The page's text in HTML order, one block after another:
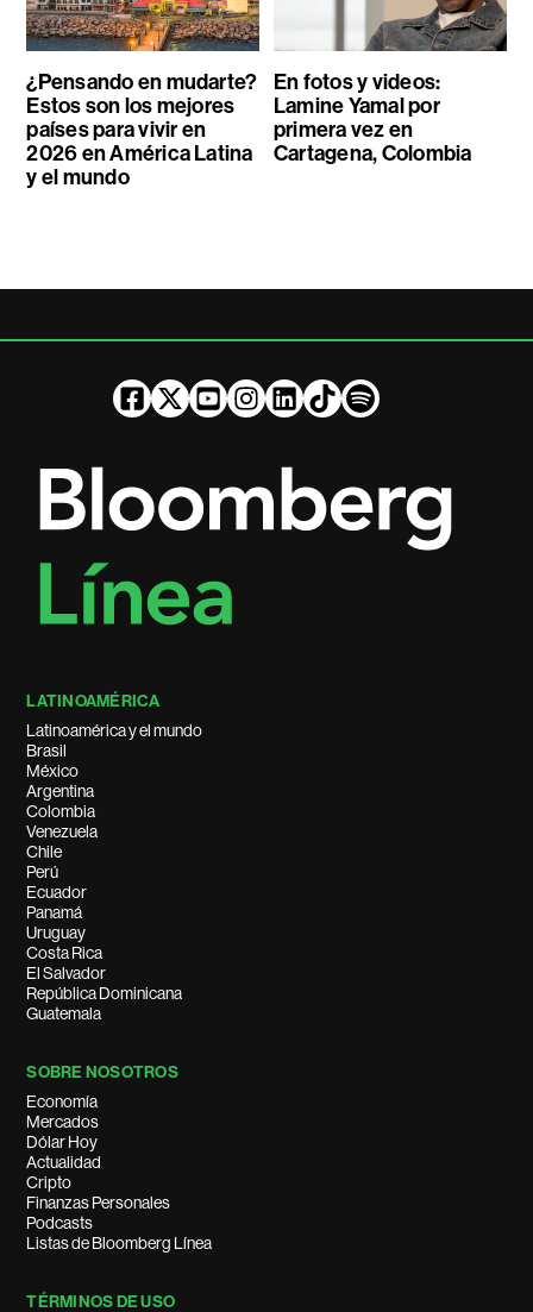
¿Pensando en mudarte?
Estos son los mejores
países para vivir en
2026 en América Latina
y el mundo
En fotos y videos:
Lamine Yamal por
primera vez en
Cartagena, Colombia
LATINOAMÉRICA
Latinoamérica y el mundo
Brasil
México
Argentina
Colombia
Venezuela
Chile
Perú
Ecuador
Panamá
Uruguay
Costa Rica
El Salvador
República Dominicana
Guatemala
SOBRE NOSOTROS
Economía
Mercados
Dólar Hoy
Actualidad
Cripto
Finanzas Personales
Podcasts
Listas de Bloomberg Línea
TÉRMINOS DE USO